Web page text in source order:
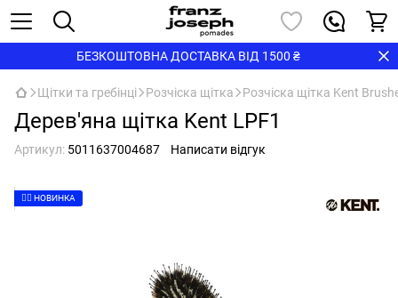
БЕЗКОШТОВНА ДОСТАВКА ВІД 1500 ₴
Щітки та гребінці Розчіска щітка Розчіска щітка Kent
Дерев'яна щітка Kent LPF1
Артикул: 5011637004687 Написати відгук
👉🏻 НОВИНКА